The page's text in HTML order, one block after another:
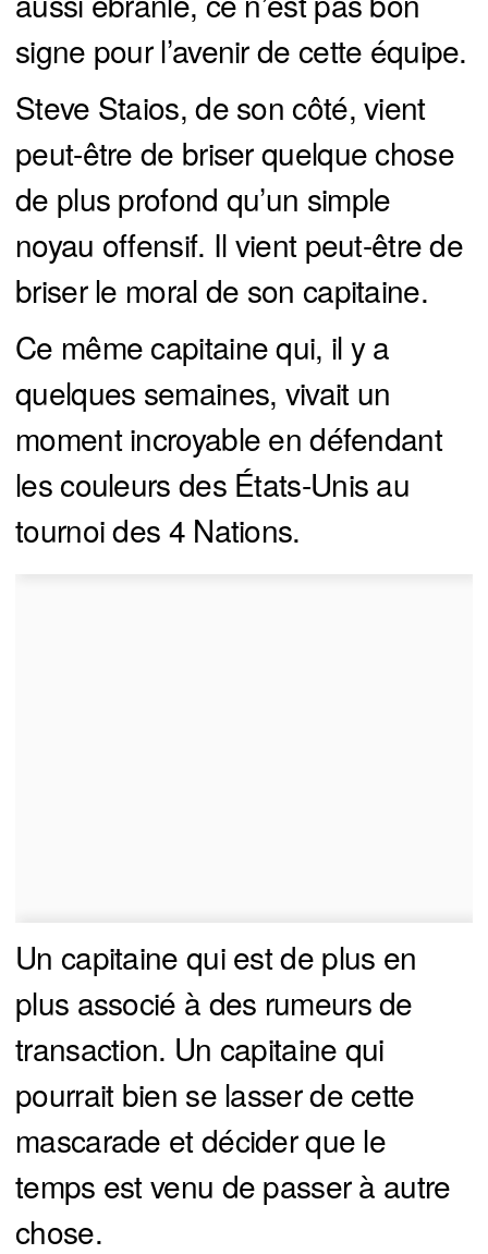
signe pour l’avenir de cette équipe.
Steve Staios, de son côté, vient
peut-être de briser quelque chose
de plus profond qu’un simple
noyau offensif. Il vient peut-être de
briser le moral de son capitaine.
Ce même capitaine qui, il y a
quelques semaines, vivait un
moment incroyable en défendant
les couleurs des États-Unis au
tournoi des 4 Nations.
Un capitaine qui est de plus en
plus associé à des rumeurs de
transaction. Un capitaine qui
pourrait bien se lasser de cette
mascarade et décider que le
temps est venu de passer à autre
chose.